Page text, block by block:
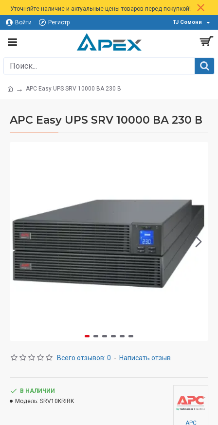
Уточняйте наличие и актуальные цены товаров перед покупкой!
Войти Регистр TJ Сомони
APC Easy UPS SRV 10000 ВА 230 В
APC Easy UPS SRV 10000 ВА 230 В
Всего отзывов: 0 - Написать отзыв
В НАЛИЧИИ
Модель: SRV10KRIRK
APC